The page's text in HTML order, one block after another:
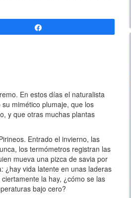
En estos días el naturalista
mimético plumaje, que los
y que otras muchas plantas
Entrado el invierno, las
los termómetros registran las
mueva una pizca de savia por
¿hay vida latente en unas laderas
la hay, ¿cómo se las
bajo cero?